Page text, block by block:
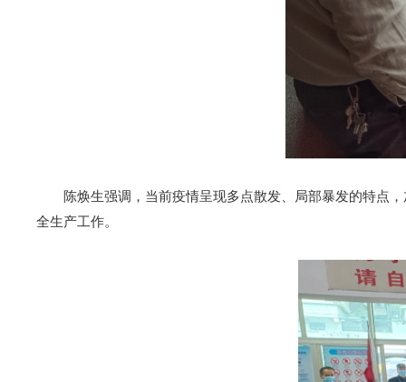
陈焕生强调，当前疫情呈现多点散发、局部暴发的特点，
全生产工作。